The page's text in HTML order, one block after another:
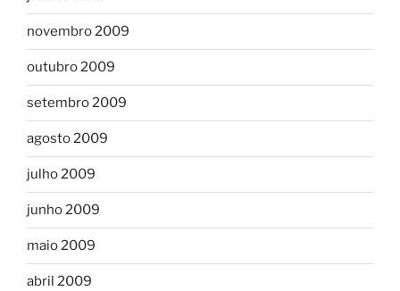
novembro 2009
outubro 2009
setembro 2009
agosto 2009
julho 2009
junho 2009
maio 2009
abril 2009